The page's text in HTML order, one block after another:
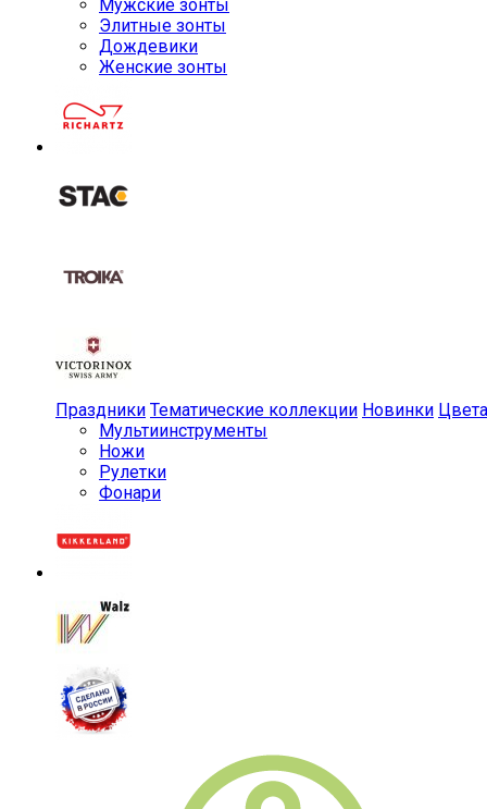
Мужские зонты
Элитные зонты
Дождевики
Женские зонты
Праздники Тематические коллекции Новинки Цвета
Мульти­инструменты
Ножи
Рулетки
Фонари